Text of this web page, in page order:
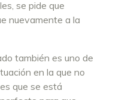
se pide que
nuevamente a la
también es uno de
en la que no
que se está